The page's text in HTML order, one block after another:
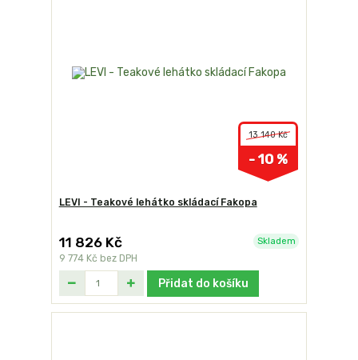
13 140 Kč
- 10 %
LEVI - Teakové lehátko skládací Fakopa
11 826 Kč
9 774 Kč bez DPH
Skladem
Přidat do košíku